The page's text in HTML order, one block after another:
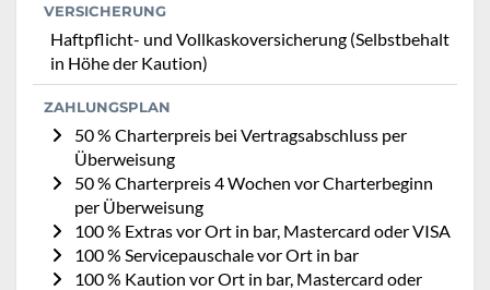
VERSICHERUNG
Haftpflicht- und Vollkaskoversicherung (Selbstbehalt
in Höhe der Kaution)
ZAHLUNGSPLAN
50 % Charterpreis bei Vertragsabschluss per
Überweisung
50 % Charterpreis 4 Wochen vor Charterbeginn
per Überweisung
100 % Extras vor Ort in bar, Mastercard oder VISA
100 % Servicepauschale vor Ort in bar
100 % Kaution vor Ort in bar, Mastercard oder